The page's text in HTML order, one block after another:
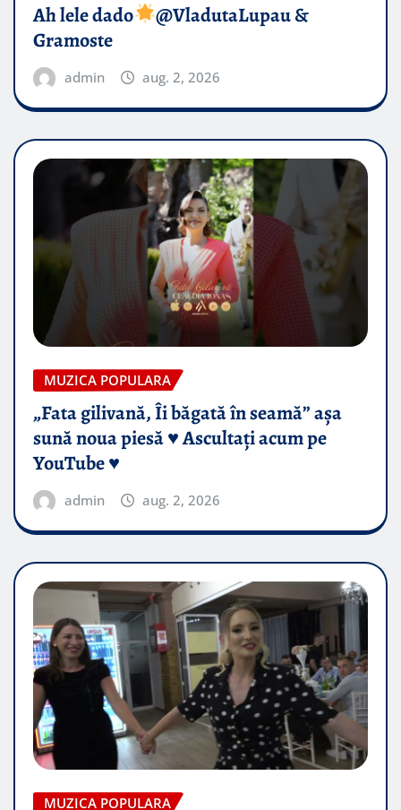
Ah lele dado​
@VladutaLupau &
Gramoste
admin aug. 2, 2026
MUZICA POPULARA
„Fata gilivană, Îi băgată în seamă” așa
sună noua piesă ♥️ Ascultați acum pe
YouTube ♥️
admin aug. 2, 2026
MUZICA POPULARA